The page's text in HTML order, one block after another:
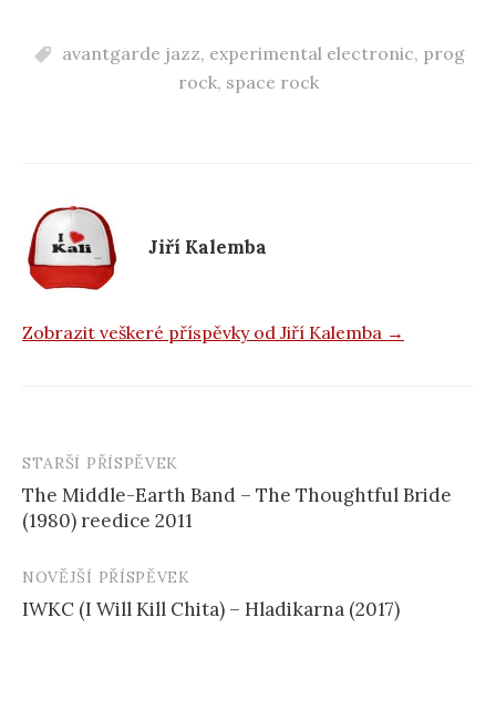
c
k
avantgarde jazz, experimental electronic, prog
rock, space rock
Jiří Kalemba
Zobrazit veškeré příspěvky od Jiří Kalemba →
Navigace
příspěvku
STARŠÍ PŘÍSPĚVEK
The Middle-Earth Band – The Thoughtful Bride
(1980) reedice 2011
NOVĚJŠÍ PŘÍSPĚVEK
IWKC (I Will Kill Chita) – Hladikarna (2017)